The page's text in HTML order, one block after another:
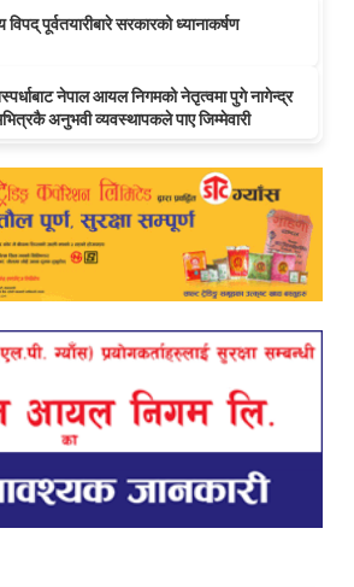
पूर्वतयारीबारे सरकारको ध्यानाकर्षण
नेपाल आयल निगमको नेतृत्वमा पुगे नागेन्द्र
अनुभवी व्यवस्थापकले पाए जिम्मेवारी